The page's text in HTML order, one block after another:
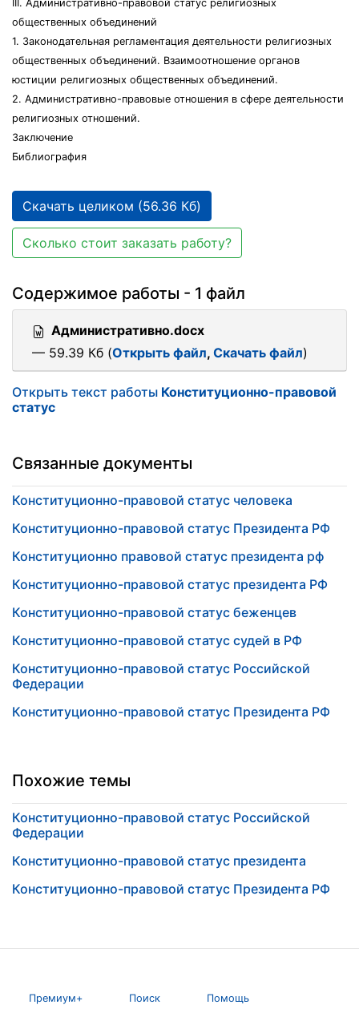
III. Административно-правовой статус религиозных
общественных объединений
1. Законодательная регламентация деятельности религиозных
общественных объединений. Взаимоотношение органов
юстиции религиозных общественных объединений.
2. Административно-правовые отношения в сфере деятельности
религиозных отношений.
Заключение
Библиография
Скачать целиком (56.36 Кб)
Сколько стоит заказать работу?
Содержимое работы - 1 файл
Административно.docx
— 59.39 Кб (Открыть файл, Скачать файл)
Открыть текст работы Конституционно-правовой
статус
Связанные документы
Конституционно-правовой статус человека
Конституционно-правовой статус Президента РФ
Конституционно правовой статус президента рф
Конституционно-правовой статус президента РФ
Конституционно-правовой статус беженцев
Конституционно-правовой статус судей в РФ
Конституционно-правовой статус Российской
Федерации
Конституционно-правовой статус Президента РФ
Похожие темы
Конституционно-правовой статус Российской
Федерации
Конституционно-правовой статус президента
Конституционно-правовой статус Президента РФ
Премиум+ Поиск Помощь